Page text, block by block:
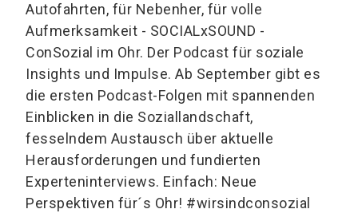
Autofahrten, für Nebenher, für volle
Aufmerksamkeit - SOCIALxSOUND -
ConSozial im Ohr. Der Podcast für soziale
Insights und Impulse. Ab September gibt es
die ersten Podcast-Folgen mit spannenden
Einblicken in die Soziallandschaft,
fesselndem Austausch über aktuelle
Herausforderungen und fundierten
Experteninterviews. Einfach: Neue
Perspektiven für´s Ohr! #wirsindconsozial